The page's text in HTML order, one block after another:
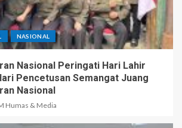
NASIONAL
Nasional Peringati Hari Lahir
Pencetusan Semangat Juang
Nasional
Humas & Media